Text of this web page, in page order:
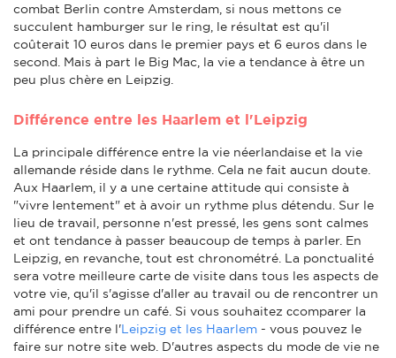
combat Berlin contre Amsterdam, si nous mettons ce
succulent hamburger sur le ring, le résultat est qu'il
coûterait 10 euros dans le premier pays et 6 euros dans le
second. Mais à part le Big Mac, la vie a tendance à être un
peu plus chère en Leipzig.
Différence entre les Haarlem et l'Leipzig
La principale différence entre la vie néerlandaise et la vie
allemande réside dans le rythme. Cela ne fait aucun doute.
Aux Haarlem, il y a une certaine attitude qui consiste à
"vivre lentement" et à avoir un rythme plus détendu. Sur le
lieu de travail, personne n'est pressé, les gens sont calmes
et ont tendance à passer beaucoup de temps à parler. En
Leipzig, en revanche, tout est chronométré. La ponctualité
sera votre meilleure carte de visite dans tous les aspects de
votre vie, qu'il s'agisse d'aller au travail ou de rencontrer un
ami pour prendre un café. Si vous souhaitez сcomparer la
différence entre l'Leipzig et les Haarlem - vous pouvez le
faire sur notre site web. D'autres aspects du mode de vie ne